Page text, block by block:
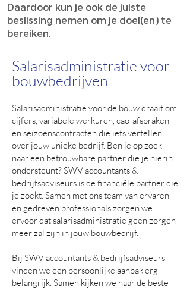
Daardoor kun je ook de juiste
beslissing nemen om je doel(en) te
bereiken.
Salarisadministratie voor
bouwbedrijven
Salarisadministratie voor de bouw draait om
cijfers, variabele werkuren, cao-afspraken
en seizoenscontracten die iets vertellen
over jouw unieke bedrijf. Ben je op zoek
naar een betrouwbare partner die je hierin
ondersteunt? SWV accountants &
bedrijfsadviseurs is de financiële partner die
je zoekt. Samen met ons team van ervaren
en gedreven professionals zorgen we
ervoor dat salarisadministratie geen zorgen
meer zal zijn in jouw bouwbedrijf.
Bij SWV accountants & bedrijfsadviseurs
vinden we een persoonlijke aanpak erg
belangrijk. Samen kijken we naar de beste